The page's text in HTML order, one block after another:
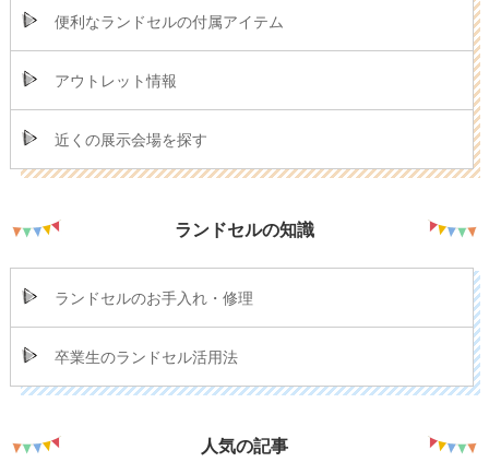
便利なランドセルの付属アイテム
アウトレット情報
近くの展示会場を探す
ランドセルの知識
ランドセルのお手入れ・修理
卒業生のランドセル活用法
人気の記事